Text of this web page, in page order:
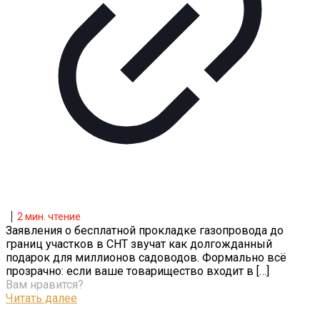
2 мин. чтение
Заявления о бесплатной прокладке газопровода до
границ участков в СНТ звучат как долгожданный
подарок для миллионов садоводов. Формально всё
прозрачно: если ваше товарищество входит в […]
Вам нравится?
Читать далее